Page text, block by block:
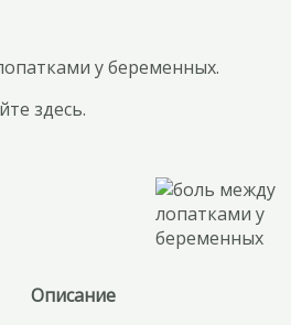
у беременных.
здесь.
Описание